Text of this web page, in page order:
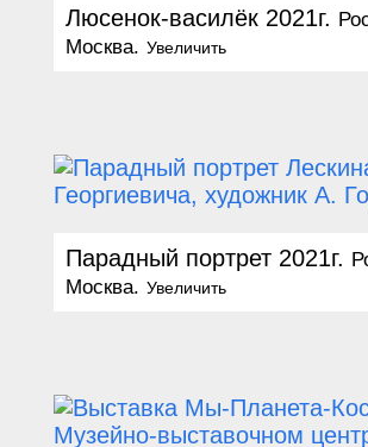
Люсенок-василёк 2021г.
Москва. Увеличить
Парадный портрет 2021г.
Москва. Увеличить